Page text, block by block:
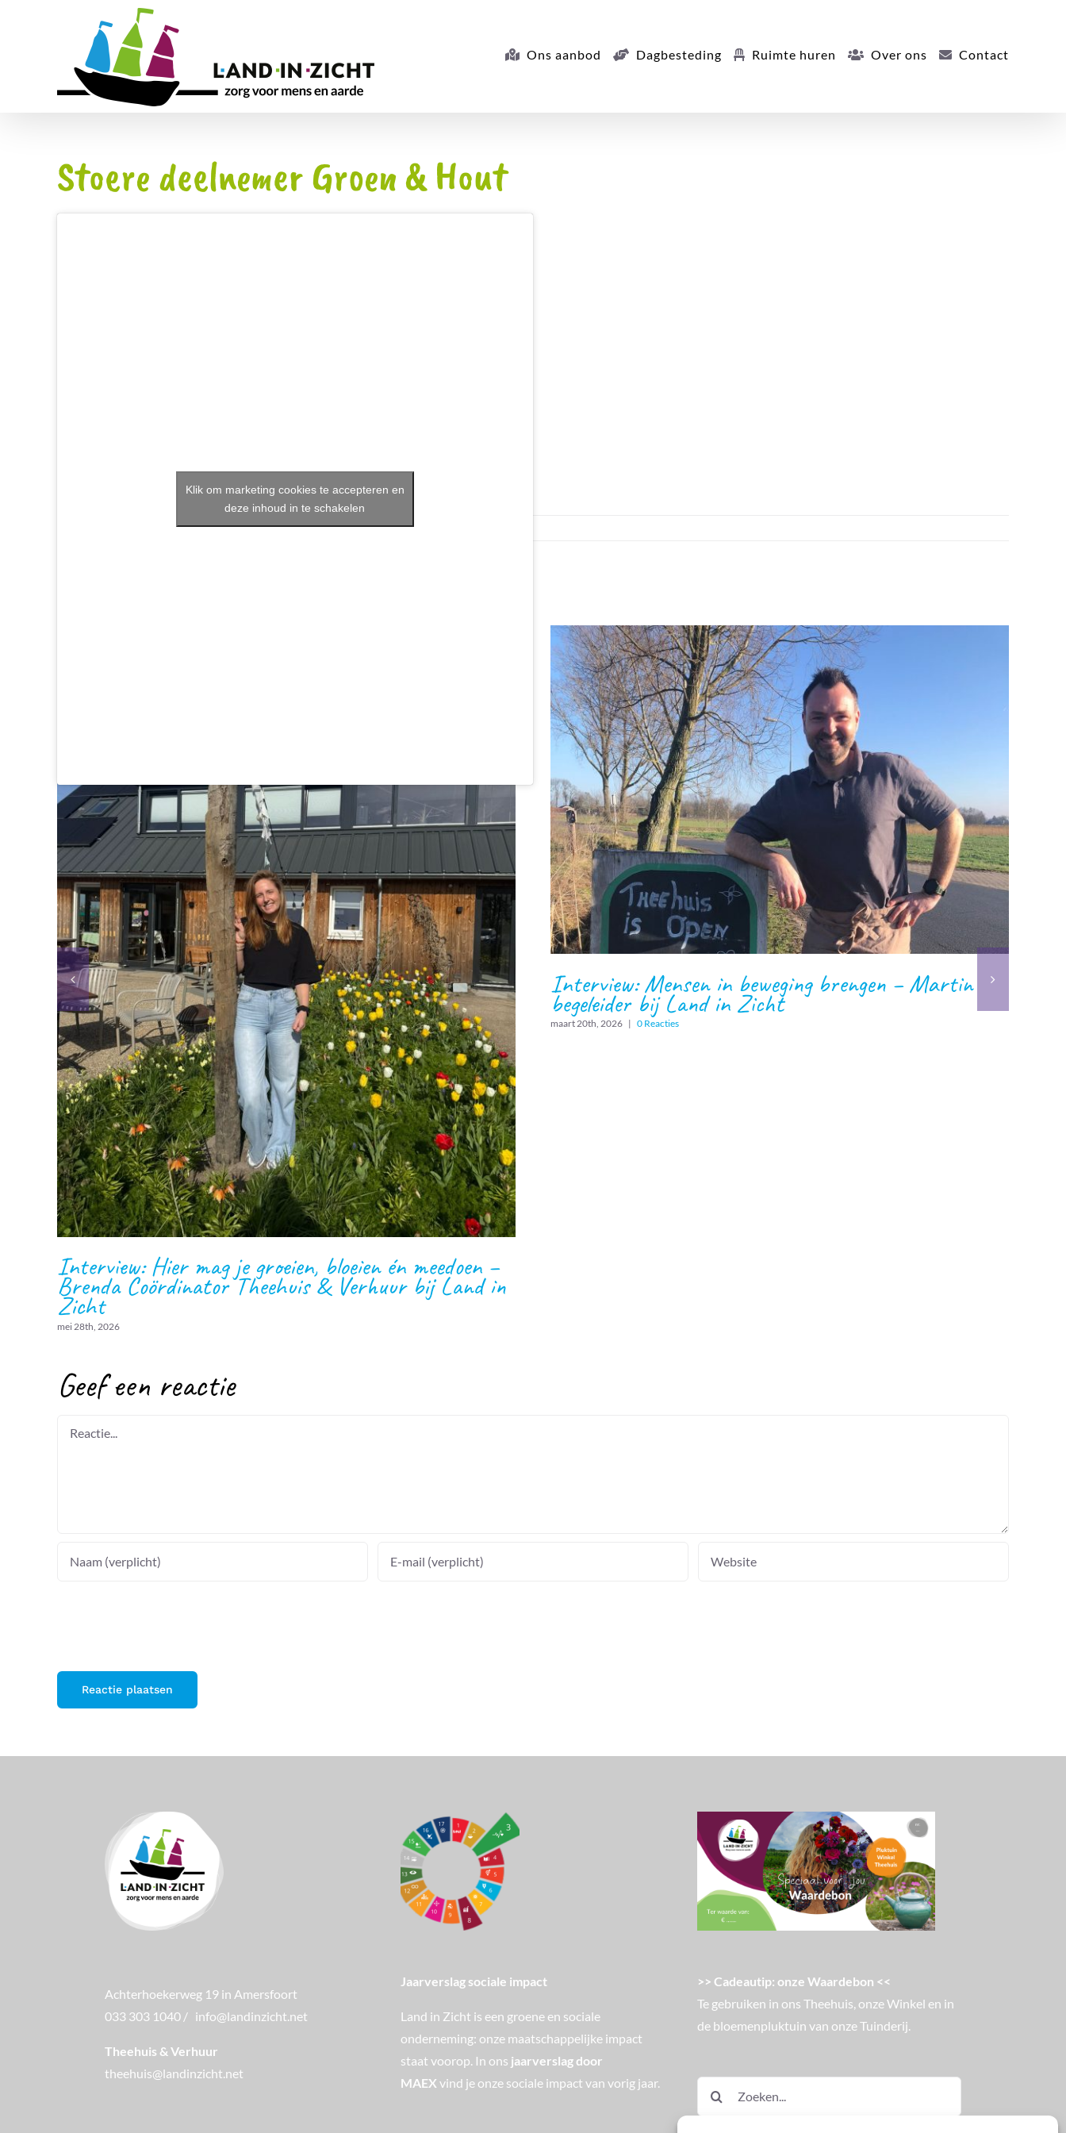
Ons aanbod Dagbesteding Ruimte huren Over ons Contact
Stoere deelnemer Groen & Hout
Klik om marketing cookies te accepteren en
deze inhoud in te schakelen
Mensen van Land in Zicht | 0 Reacties
Interview: Hier mag je groeien, bloeien én meedoen –
Brenda Coördinator Theehuis & Verhuur bij Land in
Zicht
mei 28th, 2026
Interview: Mensen in beweging brengen – Martin
begeleider bij Land in Zicht
maart 20th, 2026 | 0 Reacties
Geef een reactie
Achterhoekerweg 19 in Amersfoort
033 303 1040 / info@landinzicht.net
Theehuis & Verhuur
theehuis@landinzicht.net
Jaarverslag sociale impact
Land in Zicht is een groene en sociale
onderneming: onze maatschappelijke impact
staat voorop. In ons jaarverslag door
MAEX vind je onze sociale impact van vorig jaar.
>> Cadeautip: onze Waardebon <<
Te gebruiken in ons Theehuis, onze Winkel en in
de bloemenpluktuin van onze Tuinderij.
naar: